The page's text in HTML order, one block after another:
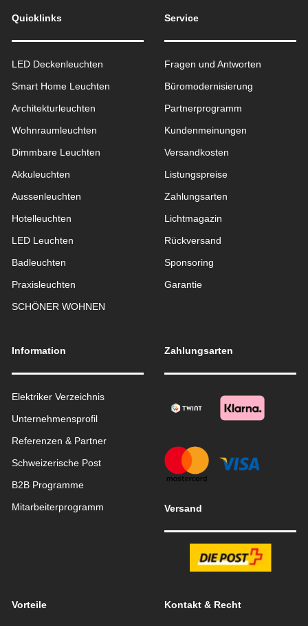
Quicklinks
LED Deckenleuchten
Smart Home Leuchten
Architekturleuchten
Wohnraum­leuchten
Dimmbare Leuchten
Akkuleuchten
Aussen­leuchten
Hotelleuchten
LED Leuchten
Badleuchten
Praxisleuchten
SCHÖNER WOHNEN
Service
Fragen und Antworten
Büromodernisierung
Partnerprogramm
Kundenmeinungen
Versandkosten
Listungspreise
Zahlungsarten
Lichtmagazin
Rückversand
Sponsoring
Garantie
Information
Elektriker Verzeichnis
Unternehmensprofil
Referenzen & Partner
Schweizerische Post
B2B Programme
Mitarbeiterprogramm
Zahlungsarten
Versand
Vorteile Kontakt & Recht